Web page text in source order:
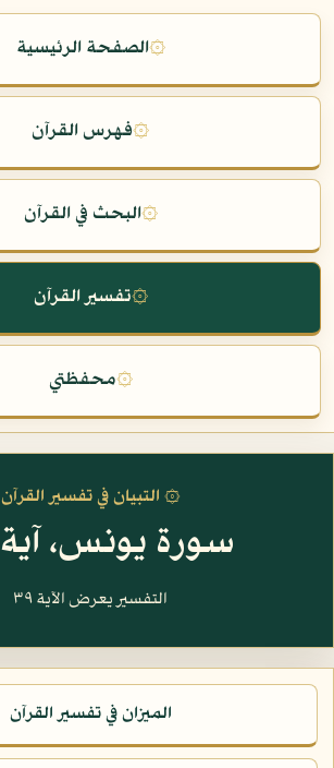
۞الصفحة الرئيسية
۞فهرس القرآن
۞البحث في القرآن
۞تفسير القرآن
۞محفظتي
۞ التبيان في تفسير القرآن
سورة يونس، آية ٣٩
التفسير يعرض الآية ٣٩
الميزان في تفسير القرآن